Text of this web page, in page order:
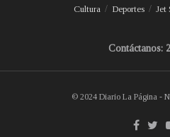
Cultura
Deportes Jet
Contáctanos:
© 2024 Diario La Página -